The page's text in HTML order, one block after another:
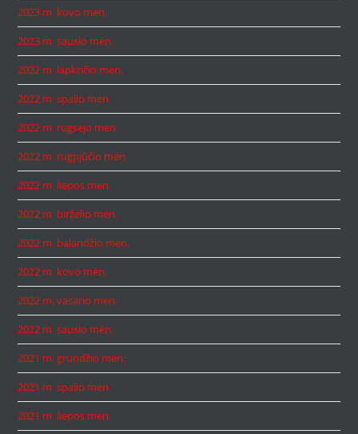
2023 m. kovo mėn.
2023 m. sausio mėn.
2022 m. lapkričio mėn.
2022 m. spalio mėn.
2022 m. rugsėjo mėn.
2022 m. rugpjūčio mėn.
2022 m. liepos mėn.
2022 m. birželio mėn.
2022 m. balandžio mėn.
2022 m. kovo mėn.
2022 m. vasario mėn.
2022 m. sausio mėn.
2021 m. gruodžio mėn.
2021 m. spalio mėn.
2021 m. liepos mėn.